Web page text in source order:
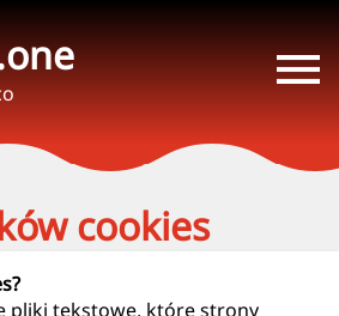
cookies
pliki tekstowe, które strony